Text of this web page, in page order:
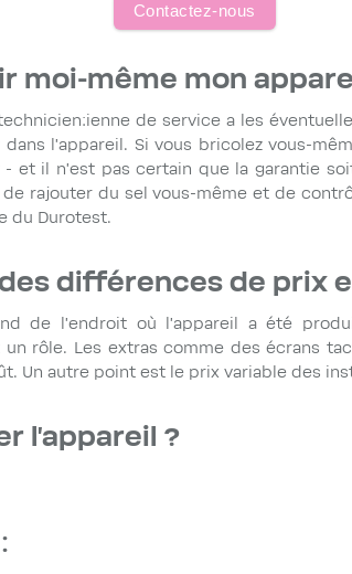
Contactez-nous
moi-même mon
de service a les
l'appareil. Si vous bricolez vous-
et il n'est pas certain que la garantie
rajouter du sel vous-même et de
du Durotest.
différences de prix
de l'endroit où l'appareil a été
rôle. Les extras comme des écrans
Un autre point est le prix variable des
l'appareil ?